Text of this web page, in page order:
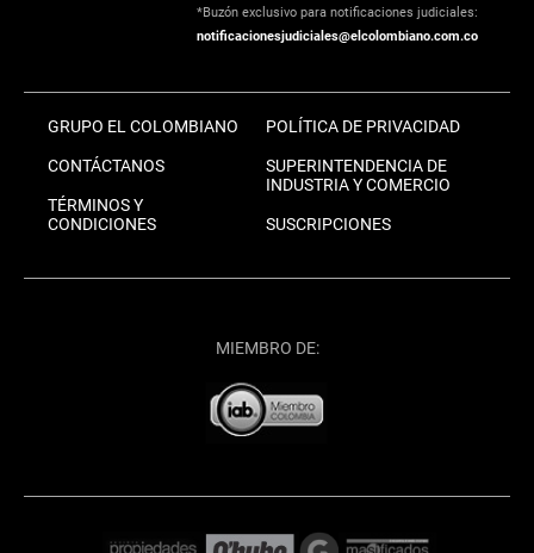
*Buzón exclusivo para notificaciones judiciales:
notificacionesjudiciales@elcolombiano.com.co
GRUPO EL COLOMBIANO
CONTÁCTANOS
TÉRMINOS Y
CONDICIONES
POLÍTICA DE PRIVACIDAD
SUPERINTENDENCIA DE
INDUSTRIA Y COMERCIO
SUSCRIPCIONES
MIEMBRO DE: